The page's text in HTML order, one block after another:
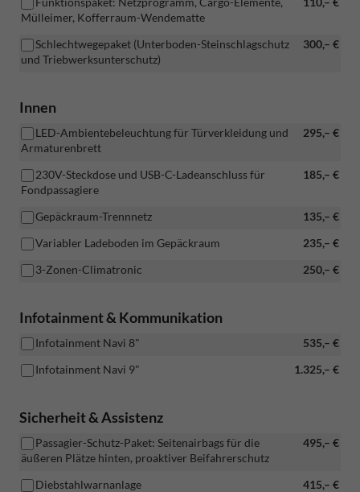
Mülleimer, Kofferraum-Wendematte
300,– €
Schlechtwegepaket (Unterboden-Steinschlagschutz
und Triebwerksunterschutz)
Innen
295,– €
LED-Ambientebeleuchtung für Türverkleidung und
Armaturenbrett
185,– €
230V-Steckdose und USB-C-Ladeanschluss für
Fondpassagiere
135,– €
Gepäckraum-Trennnetz
235,– €
Variabler Ladeboden im Gepäckraum
250,– €
3-Zonen-Climatronic
Infotainment & Kommunikation
535,– €
Infotainment Navi 8"
1.325,– €
Infotainment Navi 9"
Sicherheit & Assistenz
495,– €
Passagier-Schutz-Paket: Seitenairbags für die
äußeren Plätze hinten, proaktiver Beifahrerschutz
415,– €
Diebstahlwarnanlage